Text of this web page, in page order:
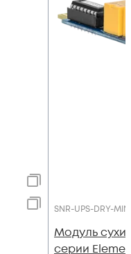
SNR-UPS-DRY-MINI
Модуль
серии